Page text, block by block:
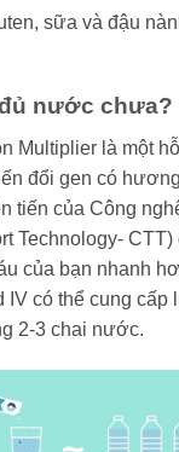
sữa và đậu
nước chưa?
Multiplier là một
đổi gen có
tiến của Công
Technology-
của bạn nhanh
IV có thể cung
2-3 chai nước.